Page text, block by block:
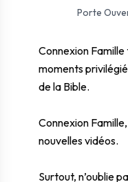
Porte
Connexion
moments
de la Bible.
Connexion
nouvelles vidéos.
Surtout, n’oublie